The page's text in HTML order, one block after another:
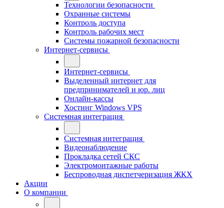
Технологии безопасности
Охранные системы
Контроль доступа
Контроль рабочих мест
Системы пожарной безопасности
Интернет-сервисы
Интернет-сервисы
Выделенный интернет для
предпринимателей и юр. лиц
Онлайн-кассы
Хостинг Windows VPS
Системная интеграция
Системная интеграция
Видеонаблюдение
Прокладка сетей СКС
Электромонтажные работы
Беспроводная диспетчеризация ЖКХ
Акции
О компании